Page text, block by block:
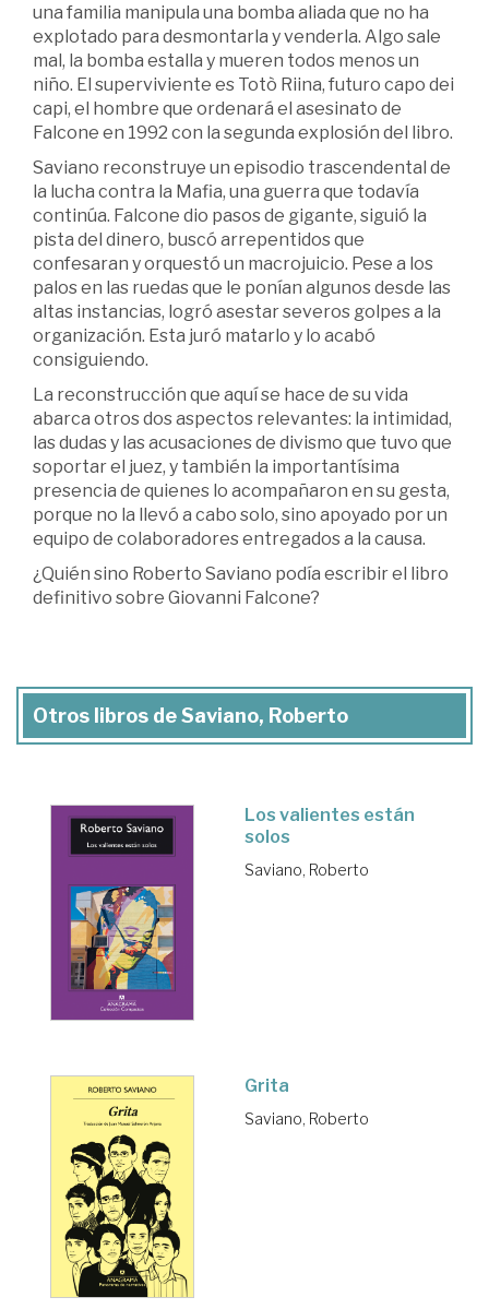
una familia manipula una bomba aliada que no ha
explotado para desmontarla y venderla. Algo sale
mal, la bomba estalla y mueren todos menos un
niño. El superviviente es Totò Riina, futuro capo dei
capi, el hombre que ordenará el asesinato de
Falcone en 1992 con la segunda explosión del libro.
Saviano reconstruye un episodio trascendental de
la lucha contra la Mafia, una guerra que todavía
continúa. Falcone dio pasos de gigante, siguió la
pista del dinero, buscó arrepentidos que
confesaran y orquestó un macrojuicio. Pese a los
palos en las ruedas que le ponían algunos desde las
altas instancias, logró asestar severos golpes a la
organización. Esta juró matarlo y lo acabó
consiguiendo.
La reconstrucción que aquí se hace de su vida
abarca otros dos aspectos relevantes: la intimidad,
las dudas y las acusaciones de divismo que tuvo que
soportar el juez, y también la importantísima
presencia de quienes lo acompañaron en su gesta,
porque no la llevó a cabo solo, sino apoyado por un
equipo de colaboradores entregados a la causa.
¿Quién sino Roberto Saviano podía escribir el libro
definitivo sobre Giovanni Falcone?
Otros libros de Saviano, Roberto
Los valientes están
solos
Saviano, Roberto
Grita
Saviano, Roberto